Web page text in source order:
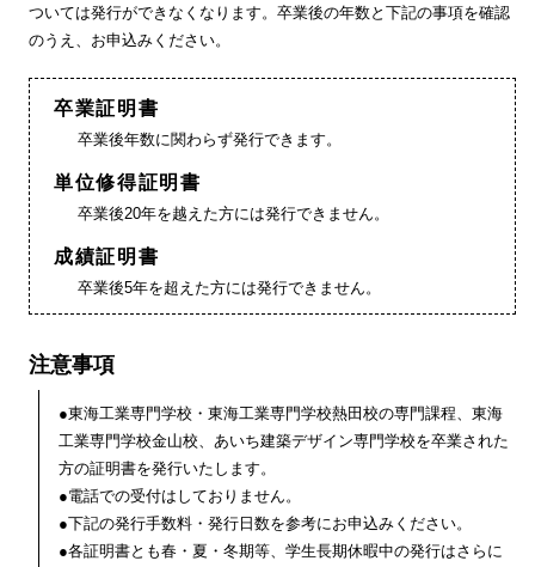
ついては発行ができなくなります。卒業後の年数と下記の事項を確認
のうえ、お申込みください。
卒業証明書
卒業後年数に関わらず発行できます。
単位修得証明書
卒業後20年を越えた方には発行できません。
成績証明書
卒業後5年を超えた方には発行できません。
注意事項
●東海工業専門学校・東海工業専門学校熱田校の専門課程、東海
工業専門学校金山校、あいち建築デザイン専門学校を卒業された
方の証明書を発行いたします。
●電話での受付はしておりません。
●下記の発行手数料・発行日数を参考にお申込みください。
●各証明書とも春・夏・冬期等、学生長期休暇中の発行はさらに